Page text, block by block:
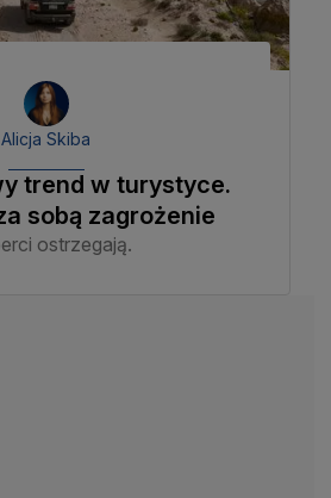
Alicja Skiba
trend w turystyce.
sobą zagrożenie
ostrzegają.